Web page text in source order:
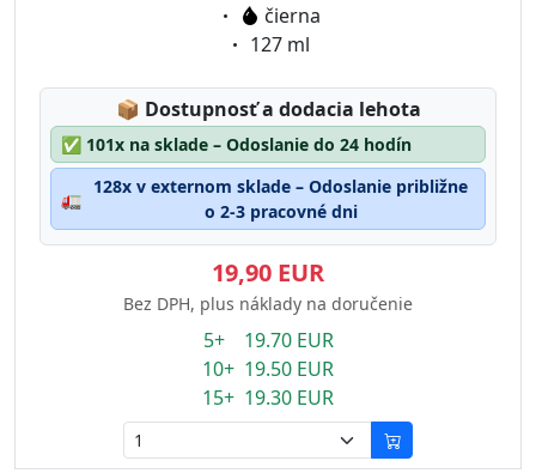
Eigenschaft:
čierna
Eigenschaft:
127 ml
📦 Lagerstatus:
Dostupnosť a dodacia lehota
✅ 101x na sklade – Odoslanie do 24 hodín
🚛
128x v externom sklade – Odoslanie približne
o 2-3 pracovné dni
19,90 EUR
Bez DPH, plus náklady na doručenie
5+ 19.70 EUR
10+ 19.50 EUR
15+ 19.30 EUR